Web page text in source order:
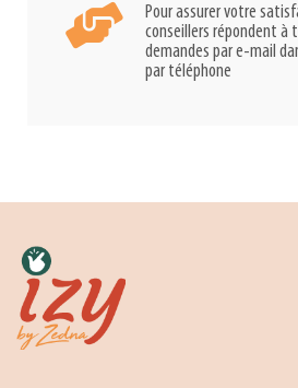
Pour assurer votre
conseillers répondent à
demandes par e-mail
par téléphone